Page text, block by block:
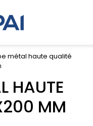
métal haute qualité
HAUTE
MM